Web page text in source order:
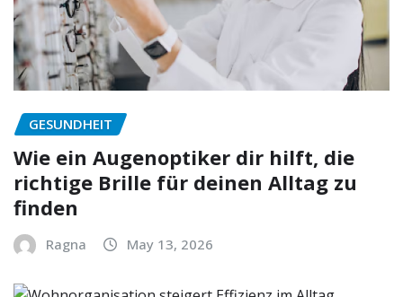
GESUNDHEIT
Wie ein Augenoptiker dir hilft, die
richtige Brille für deinen Alltag zu
finden
Ragna May 13, 2026